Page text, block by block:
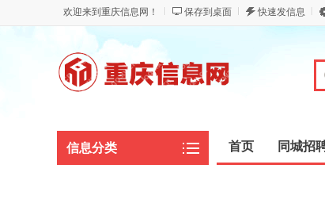
欢迎来到重庆信息网！ 保存到桌面 快速发信息
信息分类 首页 同城招